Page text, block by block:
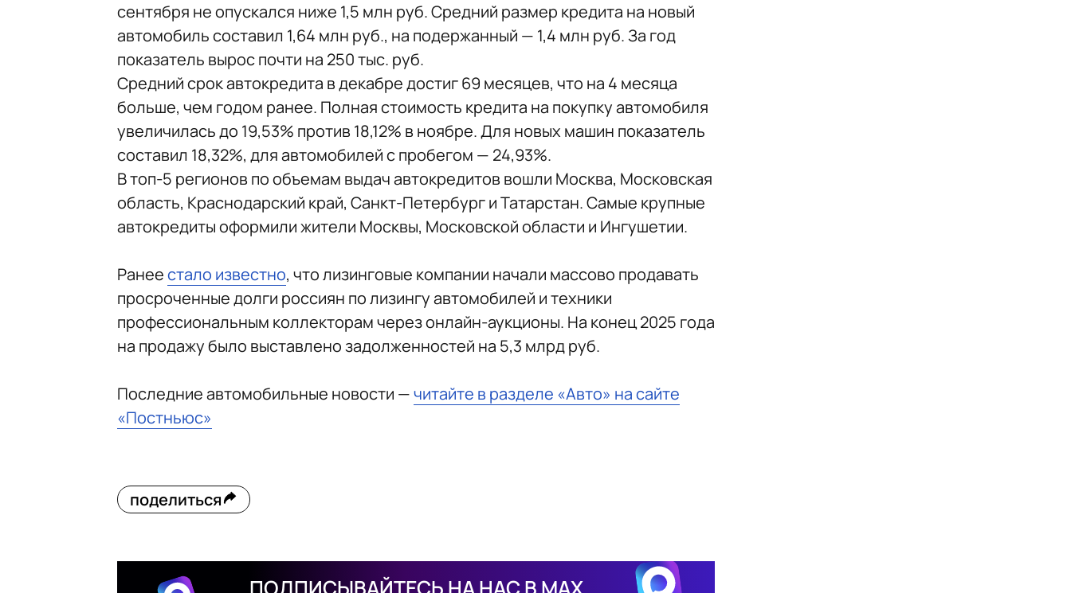
сентября не опускался ниже 1,5 млн руб. Средний размер кредита на новый
автомобиль составил 1,64 млн руб., на подержанный — 1,4 млн руб. За год
показатель вырос почти на 250 тыс. руб.
Средний срок автокредита в декабре достиг 69 месяцев, что на 4 месяца
больше, чем годом ранее. Полная стоимость кредита на покупку автомобиля
увеличилась до 19,53% против 18,12% в ноябре. Для новых машин показатель
составил 18,32%, для автомобилей с пробегом — 24,93%.
В топ-5 регионов по объемам выдач автокредитов вошли Москва, Московская
область, Краснодарский край, Санкт-Петербург и Татарстан. Самые крупные
автокредиты оформили жители Москвы, Московской области и Ингушетии.
Ранеестало известно, что лизинговые компании начали массово продавать
просроченные долги россиян по лизингу автомобилей и техники
профессиональным коллекторам через онлайн-аукционы. На конец 2025 года
на продажу было выставлено задолженностей на 5,3 млрд руб.
Последние автомобильные новости —читайте в разделе «Авто» на сайте
«Постньюс»
поделиться